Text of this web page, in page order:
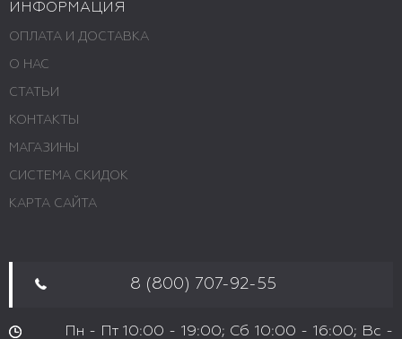
ИНФОРМАЦИЯ
ОПЛАТА И ДОСТАВКА
О НАС
СТАТЬИ
КОНТАКТЫ
МАГАЗИНЫ
СИСТЕМА СКИДОК
КАРТА САЙТА
8 (800) 707-92-55
Пн - Пт 10:00 - 19:00; Сб 10:00 - 16:00; Вс -